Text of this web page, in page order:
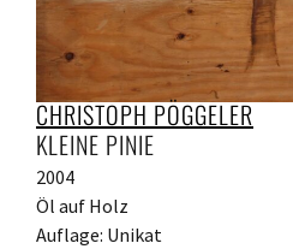
CHRISTOPH PÖGGELER
KLEINE PINIE
2004
Öl auf Holz
Auflage: Unikat